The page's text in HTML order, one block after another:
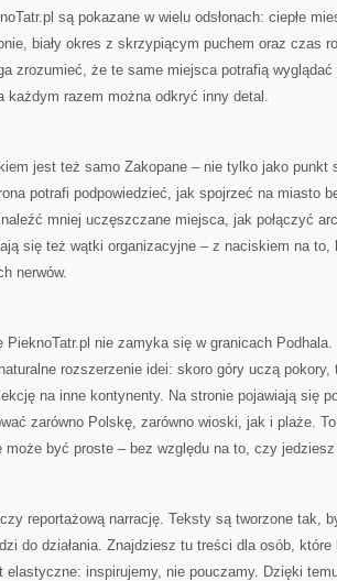
są pokazane w wielu odsłonach: ciepłe
biały okres z skrzypiącym puchem oraz czas
zrozumieć, że te same miejsca potrafią
każdym razem można odkryć inny detal.
jest też samo Zakopane – nie tylko jako punkt
potrafi podpowiedzieć, jak spojrzeć na miasto
mniej uczęszczane miejsca, jak połączyć
się też wątki organizacyjne – z naciskiem na to,
nerwów.
PieknoTatr.pl nie zamyka się w granicach Podhala.
rozszerzenie idei: skoro góry uczą pokory,
na inne kontynenty. Na stronie pojawiają się
zarówno Polskę, zarówno wioski, jak i plaże.
może być proste – bez względu na to, czy jedziesz
reportażową narrację. Teksty są tworzone tak,
do działania. Znajdziesz tu treści dla osób,
elastyczne: inspirujemy, nie pouczamy. Dzięki